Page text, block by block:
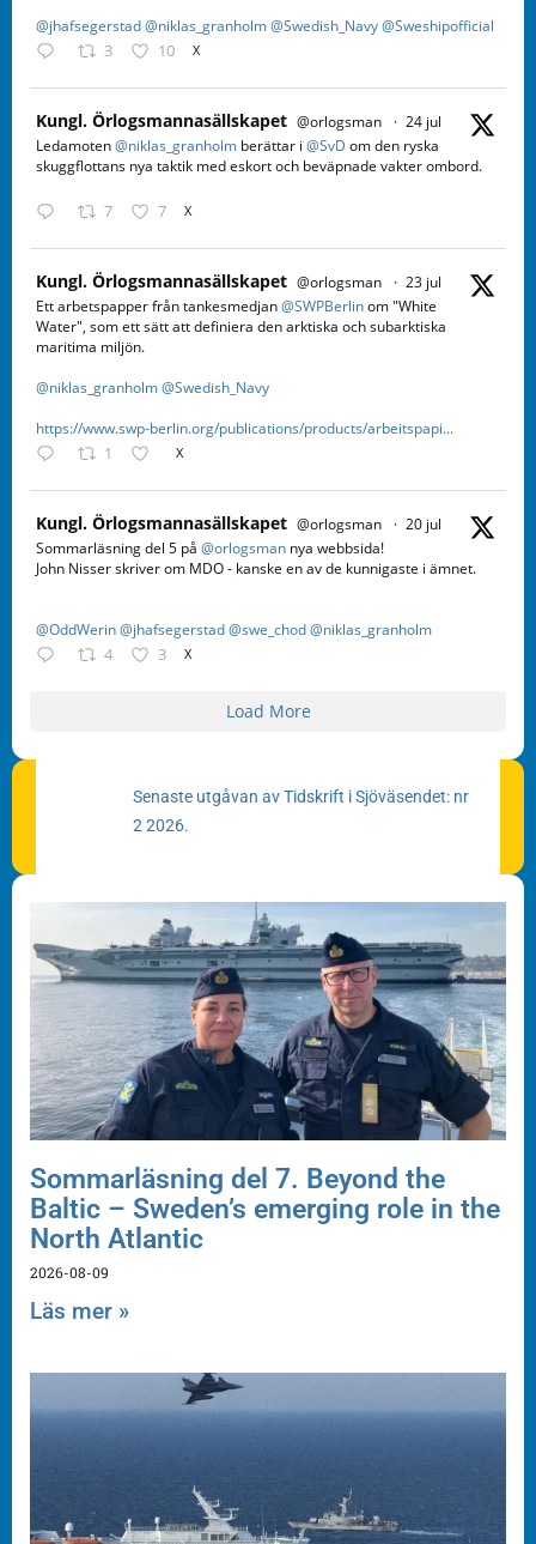
@jhafsegerstad@niklas_granholm@Swedish_Navy@Sweshipofficial
3 10 X
Kungl. Örlogsmannasällskapet @orlogsman · 24 jul
Ledamoten@niklas_granholm berättar i @SvD om den ryska
skuggflottans nya taktik med eskort och beväpnade vakter ombord.
7 7 X
Kungl. Örlogsmannasällskapet @orlogsman · 23 jul
Ett arbetspapper från tankesmedjan@SWPBerlinom "White
Water", som ett sätt att definiera den arktiska och subarktiska
maritima miljön.
@niklas_granholm@Swedish_Navy
https://www.swp-berlin.org/publications/products/arbeitspapi...
1 X
Kungl. Örlogsmannasällskapet @orlogsman · 20 jul
Sommarläsning del 5 på @orlogsman nya webbsida!
John Nisser skriver om MDO - kanske en av de kunnigaste i ämnet.
@OddWerin@jhafsegerstad@swe_chod@niklas_granholm
4 3 X
Load More
Senaste utgåvan av Tidskrift i Sjöväsendet: nr
2 2026.
Sommarläsning del 7. Beyond the
Baltic – Sweden’s emerging role in the
North Atlantic
2026-08-09
Läs mer »